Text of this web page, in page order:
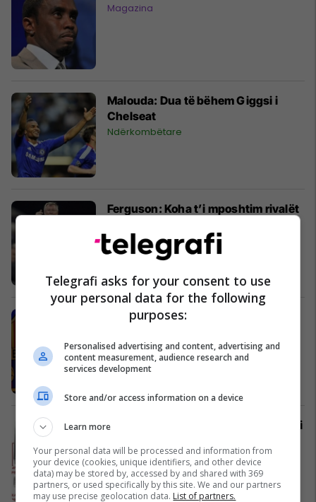
Magazina
Malouda: Dua të bëhem Giggsi i
Chelseat
Ndërkombëtare
Ferguson: Koha t’i mposhtim rivalët
Barca, heshtje mediatike
Rritet numri i përgjimeve në Shqipëri
Telegrafi asks for your consent to use
your personal data for the following
purposes:
Personalised advertising and content, advertising and
content measurement, audience research and
services development
Store and/or access information on a device
Learn more
Your personal data will be processed and information from
your device (cookies, unique identifiers, and other device
data) may be stored by, accessed by and shared with 369
partners, or used specifically by this site. We and our partners
may use precise geolocation data. List of partners.